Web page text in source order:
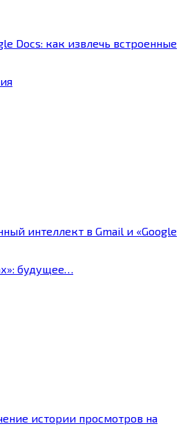
Docs: как извлечь встроенные
интеллект в Gmail и «Google
будущее…
истории просмотров на